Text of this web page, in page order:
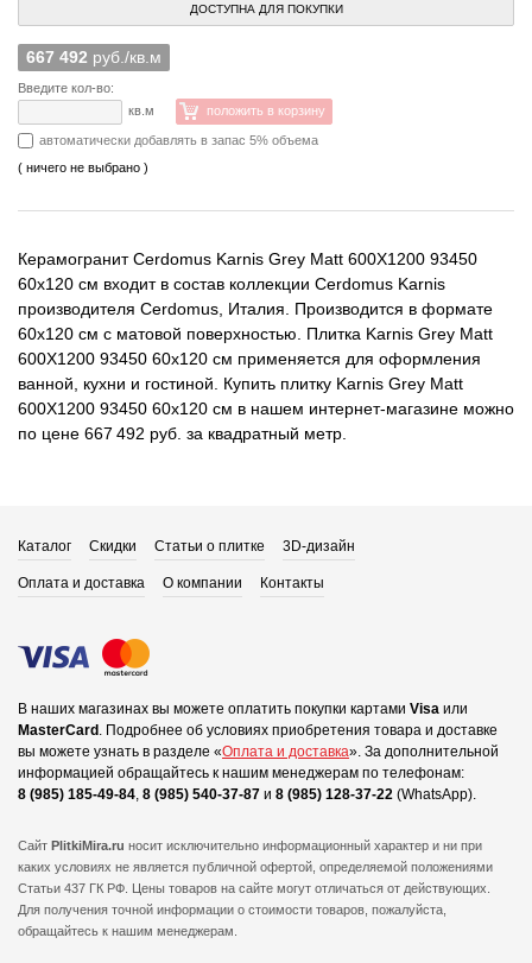
ДОСТУПНА ДЛЯ ПОКУПКИ
667 492 руб./кв.м
Введите кол-во:
кв.м
положить в корзину
автоматически добавлять в запас 5% объема
( ничего не выбрано )
Керамогранит Cerdomus Karnis Grey Matt 600X1200 93450
60x120 см входит в состав коллекции Cerdomus Karnis
производителя Cerdomus, Италия. Производится в формате
60x120 см с матовой поверхностью. Плитка Karnis Grey Matt
600X1200 93450 60x120 см применяется для оформления
ванной, кухни и гостиной. Купить плитку Karnis Grey Matt
600X1200 93450 60x120 см в нашем интернет-магазине можно
по цене 667 492 руб. за квадратный метр.
Каталог Скидки Статьи о плитке 3D-дизайн
Оплата и доставка О компании Контакты
В наших магазинах вы можете оплатить покупки картами Visa или
MasterCard . Подробнее об условиях приобретения товара и доставке
вы можете узнать в разделе «Оплата и доставка». За дополнительной
информацией обращайтесь к нашим менеджерам по телефонам:
8 (985) 185-49-84, 8 (985) 540-37-87 и 8 (985) 128-37-22 (WhatsApp).
Сайт PlitkiMira.ru носит исключительно информационный характер и ни при
каких условиях не является публичной офертой, определяемой положениями
Статьи 437 ГК РФ. Цены товаров на сайте могут отличаться от действующих.
Для получения точной информации о стоимости товаров, пожалуйста,
обращайтесь к нашим менеджерам.